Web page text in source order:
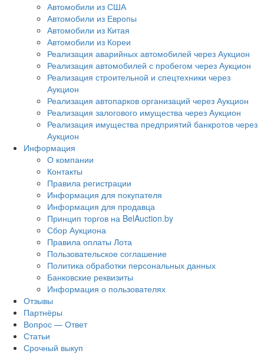
Автомобили из США
Автомобили из Европы
Автомобили из Китая
Автомобили из Кореи
Реализация аварийных автомобилей через Аукцион
Реализация автомобилей с пробегом через Аукцион
Реализация строительной и спецтехники через
Аукцион
Реализация автопарков организаций через Аукцион
Реализация залогового имущества через Аукцион
Реализация имущества предприятий банкротов через
Аукцион
Информация
О компании
Контакты
Правила регистрации
Информация для покупателя
Информация для продавца
Принцип торгов на BelAuction.by
Сбор Аукциона
Правила оплаты Лота
Пользовательское соглашение
Политика обработки персональных данных
Банковские реквизиты
Информация о пользователях
Отзывы
Партнёры
Вопрос — Ответ
Статьи
Срочный выкуп